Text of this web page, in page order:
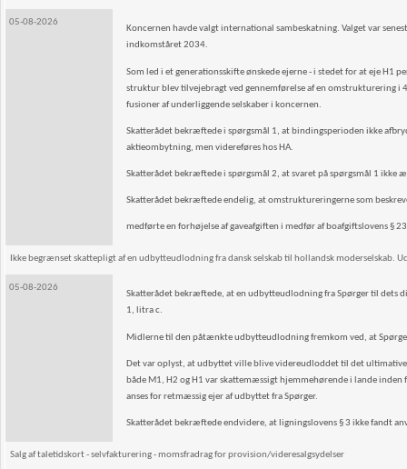
05-08-2026
Koncernen havde valgt international sambeskatning. Valget var
indkomståret 2034.
Som led i et generationsskifte ønskede ejerne - i stedet for at eje H1
struktur blev tilvejebragt ved gennemførelse af en omstrukturering
fusioner af underliggende selskaber i koncernen.
Skatterådet bekræftede i spørgsmål 1, at bindingsperioden ikke
aktieombytning, men videreføres hos HA.
Skatterådet bekræftede i spørgsmål 2, at svaret på spørgsmål 1 ikke
Skatterådet bekræftede endelig, at omstruktureringerne som
medførte en forhøjelse af gaveafgiften i medfør af boafgiftslovens §
Ikke begrænset skattepligt af en udbytteudlodning fra dansk selskab til hollandsk moderselskab.
05-08-2026
Skatterådet bekræftede, at en udbytteudlodning fra Spørger til dets
1, litra c.
Midlerne til den påtænkte udbytteudlodning fremkom ved, at
Det var oplyst, at udbyttet ville blive videreudloddet til det
både M1, H2 og H1 var skattemæssigt hjemmehørende i lande
anses for retmæssig ejer af udbyttet fra Spørger.
Skatterådet bekræftede endvidere, at ligningslovens § 3 ikke fandt
Salg af taletidskort - selvfakturering - momsfradrag for provision/videresalgsydelser